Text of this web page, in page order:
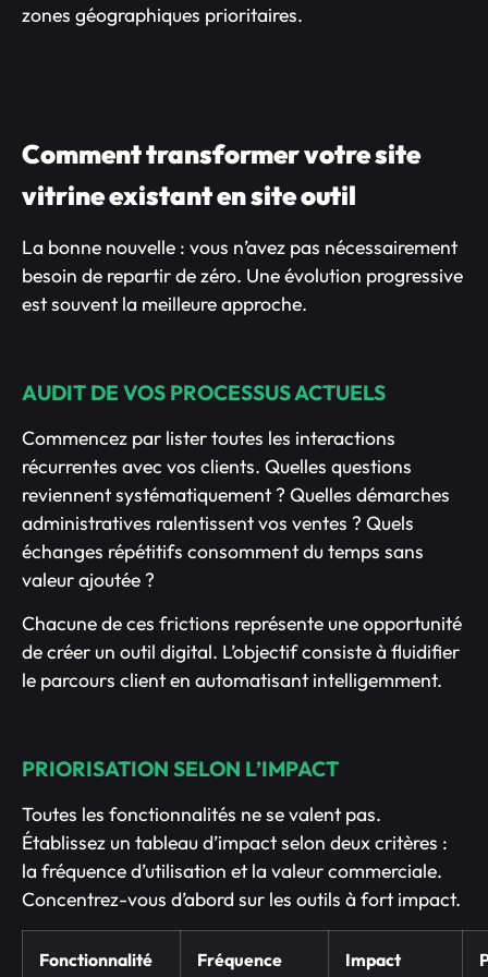
zones géographiques prioritaires.
Comment transformer votre site
vitrine existant en site outil
La bonne nouvelle : vous n’avez pas nécessairement
besoin de repartir de zéro. Une évolution progressive
est souvent la meilleure approche.
AUDIT DE VOS PROCESSUS ACTUELS
Commencez par lister toutes les interactions
récurrentes avec vos clients. Quelles questions
reviennent systématiquement ? Quelles démarches
administratives ralentissent vos ventes ? Quels
échanges répétitifs consomment du temps sans
valeur ajoutée ?
Chacune de ces frictions représente une opportunité
de créer un outil digital. L’objectif consiste à fluidifier
le parcours client en automatisant intelligemment.
PRIORISATION SELON L’IMPACT
Toutes les fonctionnalités ne se valent pas.
Établissez un tableau d’impact selon deux critères :
la fréquence d’utilisation et la valeur commerciale.
Concentrez-vous d’abord sur les outils à fort impact.
Fonctionnalité
Fréquence
Impact